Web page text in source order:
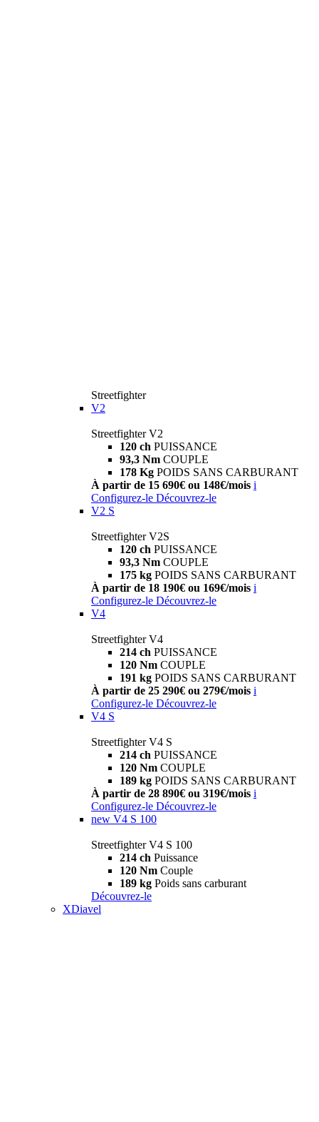
Streetfighter
V2
Streetfighter V2
120 ch PUISSANCE
93,3 Nm COUPLE
178 Kg POIDS SANS CARBURANT
À partir de 15 690€ ou 148€/mois i
Configurez-le Découvrez-le
V2 S
Streetfighter V2S
120 ch PUISSANCE
93,3 Nm COUPLE
175 kg POIDS SANS CARBURANT
À partir de 18 190€ ou 169€/mois i
Configurez-le Découvrez-le
V4
Streetfighter V4
214 ch PUISSANCE
120 Nm COUPLE
191 kg POIDS SANS CARBURANT
À partir de 25 290€ ou 279€/mois i
Configurez-le Découvrez-le
V4 S
Streetfighter V4 S
214 ch PUISSANCE
120 Nm COUPLE
189 kg POIDS SANS CARBURANT
À partir de 28 890€ ou 319€/mois i
Configurez-le Découvrez-le
new V4 S 100
Streetfighter V4 S 100
214 ch Puissance
120 Nm Couple
189 kg Poids sans carburant
Découvrez-le
XDiavel